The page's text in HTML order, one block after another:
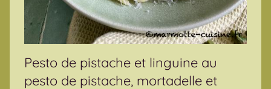
Pesto de pistache et linguine au
pesto de pistache, mortadelle et